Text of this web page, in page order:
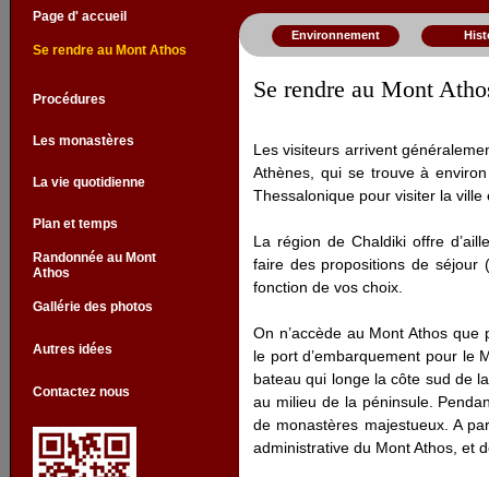
Page d' accueil
Se rendre au Mont Athos
Procédures
Les monastères
La vie quotidienne
Plan et temps
Randonnée au Mont
Athos
Gallérie des photos
Autres idées
Contactez nous
Se rendre au Mont
Environnement
Les visiteurs arrivent
Athènes, qui se trouve à
Thessalonique pour visiter la
La région de Chaldiki offre
faire des propositions de séjour
fonction de vos choix.
On n’accède au Mont Athos
le port d’embarquement pour le
bateau qui longe la côte sud de
au milieu de la péninsule.
de monastères majestueux. A
administrative du Mont Athos, et